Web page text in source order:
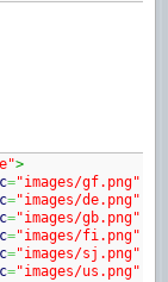
>
="images/gf.png"
="images/de.png"
="images/gb.png"
="images/fi.png"
="images/sj.png"
="images/us.png"